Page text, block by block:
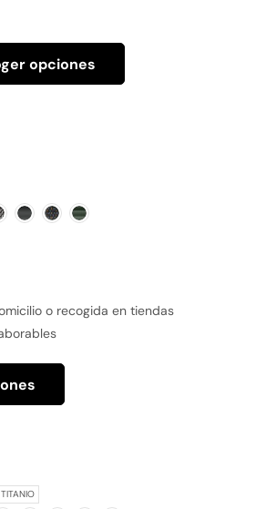
opciones
o recogida en tiendas
TITANIO